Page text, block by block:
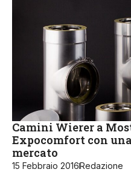
Camini Wierer a
Expocomfort con
mercato
15 Febbraio 2016Redazione